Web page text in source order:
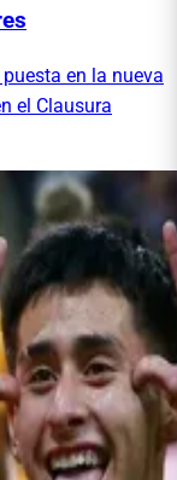
en la nueva
el Clausura